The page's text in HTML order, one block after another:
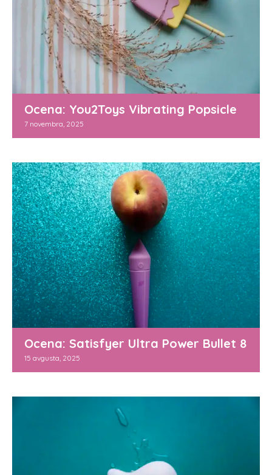
Ocena: You2Toys Vibrating Popsicle
7 novembra, 2025
Ocena: Satisfyer Ultra Power Bullet 8
15 avgusta, 2025